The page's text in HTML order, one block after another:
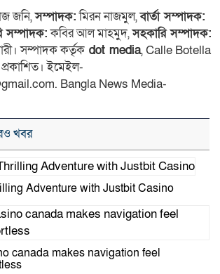
জনি,সম্পাদক:মিরন নাজমুল,বার্তা সম্পাদক:
সম্পাদক:কবির আল মাহমুদ,সহকারি সম্পাদক:
সম্পাদক কর্তৃক dot media, Calle Botella
ইমেইল-
Bangla News Media-
খবর
Adventure with Justbit Casino
canada makes navigation feel